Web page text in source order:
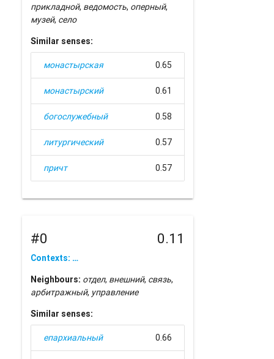
прикладной, ведомость, оперный,
музей, село
Similar senses:
монастырская 0.65
монастырский 0.61
богослужебный 0.58
литургический 0.57
причт 0.57
#0 0.11
Contexts: …
Neighbours: отдел, внешний, связь,
арбитражный, управление
Similar senses:
епархиальный 0.66